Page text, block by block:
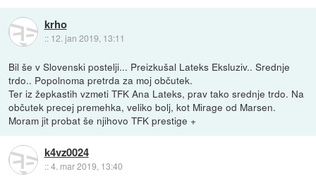
krho
:: 12. jan 2019, 13:11
Bil še v Slovenski postelji... Preizkušal Lateks Eksluziv.. Srednje
trdo.. Popolnoma pretrda za moj občutek.
Ter iz žepkastih vzmeti TFK Ana Lateks, prav tako srednje trdo. Na
občutek precej premehka, veliko bolj, kot Mirage od Marsen.
Moram jit probat še njihovo TFK prestige +
k4vz0024
::4. mar 2019, 13:40